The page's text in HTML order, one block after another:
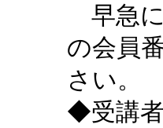
早急に
の会員
さい。
◆受講